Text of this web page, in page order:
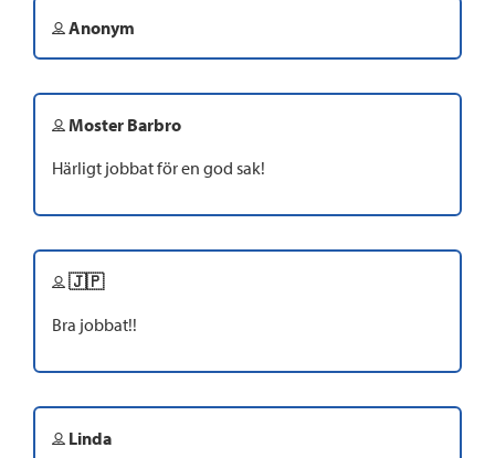
Anonym
Moster Barbro
Härligt jobbat för en god sak!
🇯🇵
Bra jobbat!!
Linda